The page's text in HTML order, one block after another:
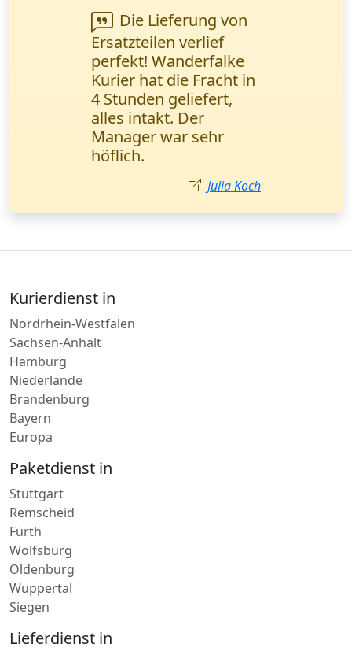
Wanderfalke Kurier
ist super zuverlässig!
Wichtige
Geschäftsunterlagen
wurden in einem
halben Tag direkt
übergeben. Ich
empfehle sie jedem!
Ayşe Yılmaz
Kurierdienst in
Nordrhein-Westfalen
Sachsen-Anhalt
Hamburg
Niederlande
Brandenburg
Bayern
Europa
Paketdienst in
Stuttgart
Remscheid
Fürth
Wolfsburg
Oldenburg
Wuppertal
Siegen
Lieferdienst in